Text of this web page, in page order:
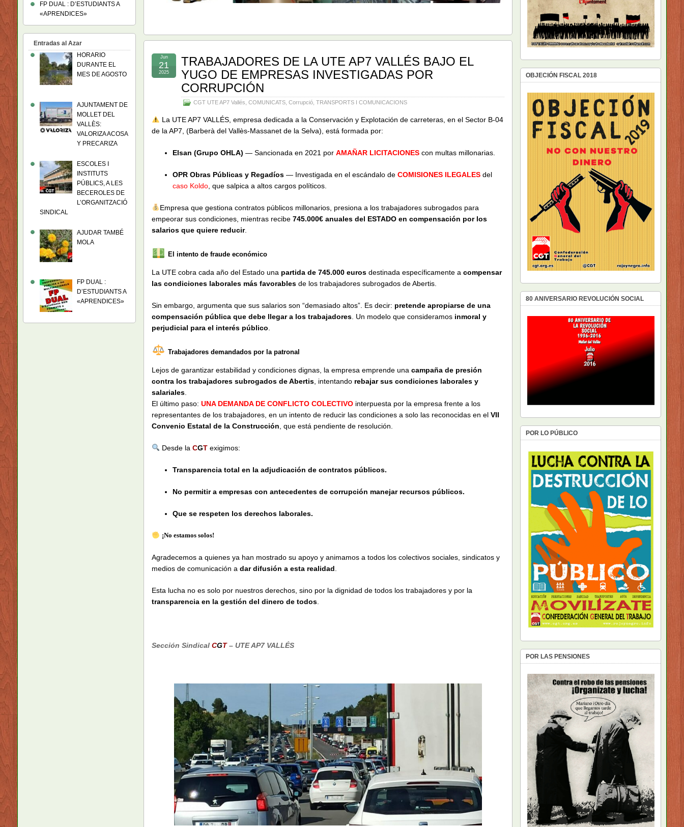
TRABAJADORES DE LA UTE AP7 VALLÉS BAJO EL
YUGO DE EMPRESAS INVESTIGADAS POR
CORRUPCIÓN
CGT UTE AP7 Vallés COMUNICATS Corrupció TRANSPORTS I COMUNICACIONS
Jun
21
2025
La UTE AP7 VALLÉS, empresa dedicada a la Conservación y Explotación de carreteras, en el Sector B-04
de la AP7, (Barberà del Vallès-Massanet de la Selva), está formada por:
Elsan (Grupo OHLA) — Sancionada en 2021 por AMAÑAR LICITACIONEScon multas millonarias.
OPR Obras Públicas y Regadíos— Investigada en el escándalo de COMISIONES ILEGALES del
caso Koldo, que salpica a altos cargos políticos.
Empresa que gestiona contratos públicos millonarios, presiona a los trabajadores subrogados para
empeorar sus condiciones, mientras recibe 745.000€ anuales del ESTADO en compensación por los
salarios que quiere reducir.
El intento de fraude económico
La UTE cobra cada año del Estado una partida de 745.000 euros destinada específicamente a compensar
las condiciones laborales más favorables de los trabajadores subrogados de Abertis.
Sin embargo, argumenta que sus salarios son “demasiado altos”. Es decir: pretende apropiarse de una
compensación pública que debe llegar a los trabajadores . Un modelo que consideramos inmoral y
perjudicial para el interés público
Trabajadores demandados por la patronal
Lejos de garantizar estabilidad y condiciones dignas, la empresa emprende una campaña de presión
contra los trabajadores subrogados de Abertis , intentando rebajar sus condiciones laborales y
salariales
El último paso: UNA DEMANDA DE CONFLICTO COLECTIVO interpuesta por la empresa frente a los
representantes de los trabajadores, en un intento de reducir las condiciones a solo las reconocidas en el VII
Convenio Estatal de la Construcción , que está pendiente de resolución.
Desde la CGTexigimos:
Transparencia total en la adjudicación de contratos públicos.
No permitir a empresas con antecedentes de corrupción manejar recursos públicos.
Que se respeten los derechos laborales.
¡No estamos solos!
Agradecemos a quienes ya han mostrado su apoyo y animamos a todos los colectivos sociales, sindicatos y
medios de comunicación a dar difusión a esta realidad.
Esta lucha no es solo por nuestros derechos, sino por la dignidad de todos los trabajadores y por la
transparencia en la gestión del dinero de todos
Sección Sindical CGT– UTE AP7 VALLÉS
FP DUAL : D’ESTUDIANTS A
«APRENDICES»
Entradas al Azar
HORARIO
DURANTE EL
MES DE AGOSTO
AJUNTAMENT DE
MOLLET DEL
VALLÈS:
VALORIZA ACOSA
Y PRECARIZA
ESCOLES I
INSTITUTS
PÚBLICS, A LES
BECEROLES DE
L’ORGANITZACIÓ
SINDICAL
AJUDAR TAMBÉ
MOLA
FP DUAL :
D’ESTUDIANTS A
«APRENDICES»
OBJECIÓN FISCAL 2018
80 ANIVERSARIO REVOLUCIÓN SOCIAL
POR LO PÚBLICO
POR LAS PENSIONES